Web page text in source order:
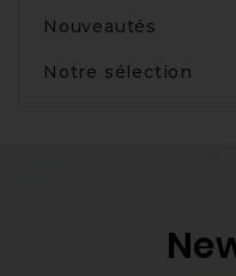
Nouveautés
Notre sélection